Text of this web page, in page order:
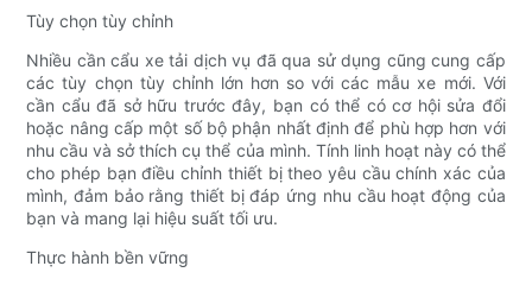
Tùy chọn tùy chỉnh
Nhiều cần cẩu xe tải dịch vụ đã qua sử dụng cũng cung cấp
các tùy chọn tùy chỉnh lớn hơn so với các mẫu xe mới. Với
cần cẩu đã sở hữu trước đây, bạn có thể có cơ hội sửa đổi
hoặc nâng cấp một số bộ phận nhất định để phù hợp hơn với
nhu cầu và sở thích cụ thể của mình. Tính linh hoạt này có thể
cho phép bạn điều chỉnh thiết bị theo yêu cầu chính xác của
mình, đảm bảo rằng thiết bị đáp ứng nhu cầu hoạt động của
bạn và mang lại hiệu suất tối ưu.
Thực hành bền vững